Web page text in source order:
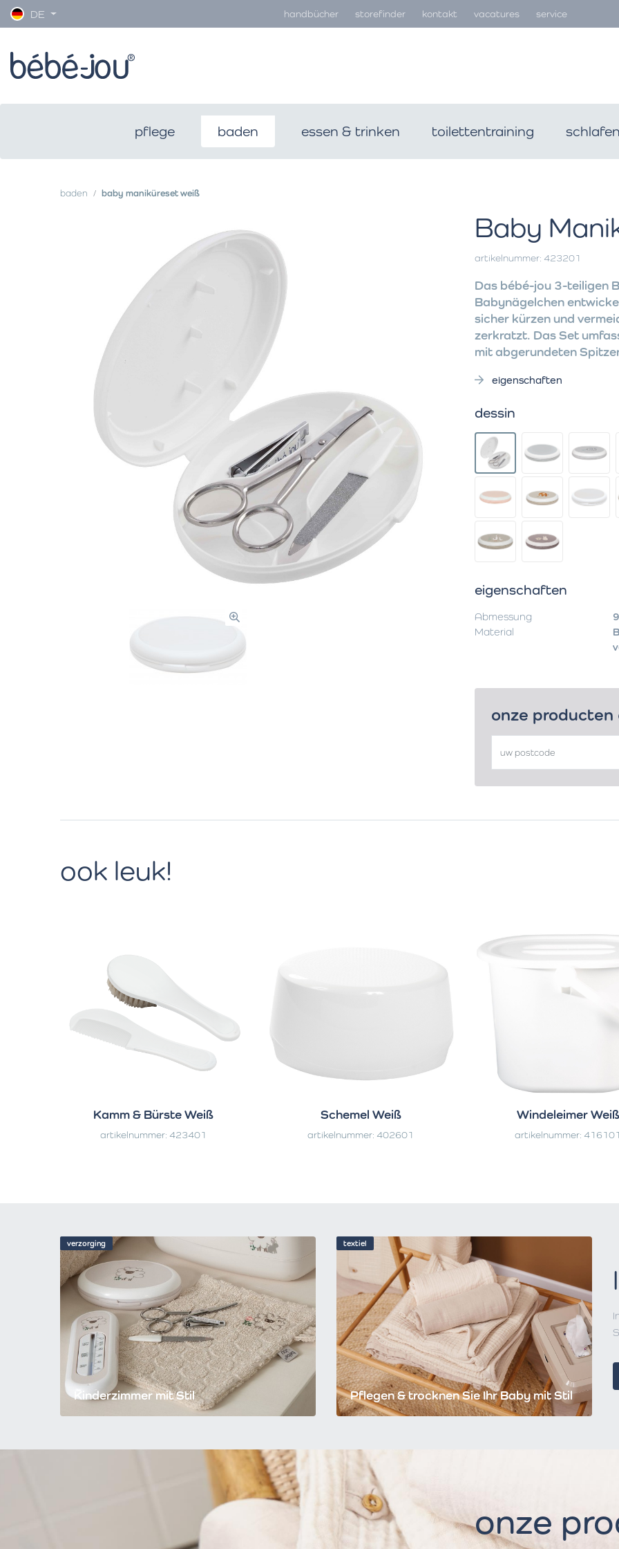
DE handbücher storefinder kontakt vacatures service
pflege baden essen & trinken toilettentraining
baden baby maniküreset weiß
Baby
artikelnummer: 423201
Das bébé-jou 3-teiligen
Babynägelchen
sicher kürzen und
zerkratzt. Das Set
mit abgerundeten
eigenschaften
dessin
eigenschaften
Abmessung
Material
onze producten
ook leuk!
Kamm & Bürste Weiß
artikelnummer: 423401
Schemel Weiß
artikelnummer: 402601
Windeleimer Weiß
artikelnummer:
verzorging
Kinderzimmer mit Stil
textiel
Pflegen & trocknen Sie Ihr Baby mit Stil
onze